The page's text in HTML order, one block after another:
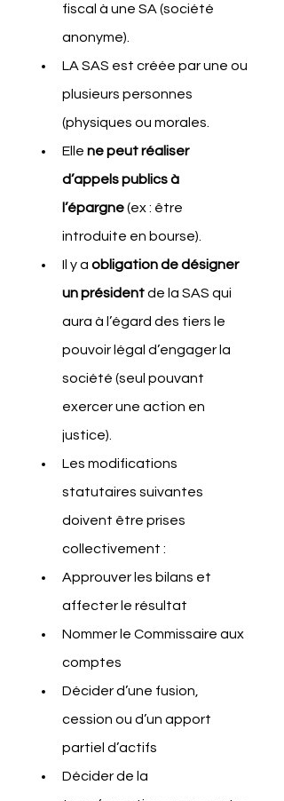
fiscal à une SA (société
anonyme).
LA SAS est créée par une ou
plusieurs personnes
(physiques ou morales.
Elle ne peut réaliser
d’appels publics à
l’épargne (ex : être
introduite en bourse).
Il y a obligation de désigner
un président de la SAS qui
aura à l’égard des tiers le
pouvoir légal d’engager la
société (seul pouvant
exercer une action en
justice).
Les modifications
statutaires suivantes
doivent être prises
collectivement :
Approuver les bilans et
affecter le résultat
Nommer le Commissaire aux
comptes
Décider d’une fusion,
cession ou d’un apport
partiel d’actifs
Décider de la